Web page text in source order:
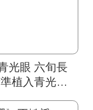
光眼 六旬長
植入青光眼